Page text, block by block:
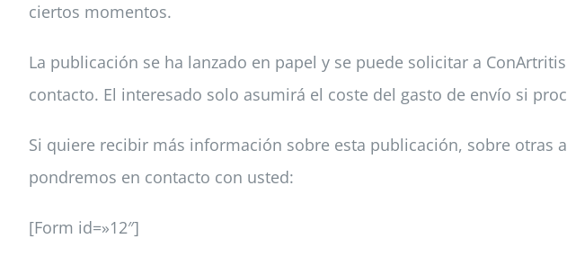
ciertos momentos.
La publicación se ha lanzado en papel y se puede solicitar a
contacto. El interesado solo asumirá el coste del gasto de envío si
Si quiere recibir más información sobre esta publicación, sobre
pondremos en contacto con usted:
[Form id=»12″]